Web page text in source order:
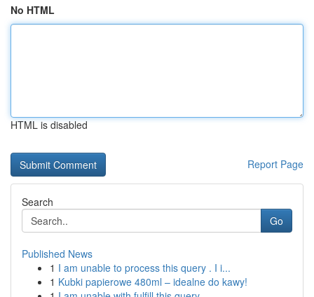
No HTML
HTML is disabled
Report Page
Search
Go
Published News
1 I am unable to process this query . I i...
1 Kubki papierowe 480ml – idealne do kawy!